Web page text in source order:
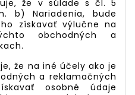
že v súlade s čl. 5
b) Nariadenia, bude
získavať výlučne na
obchodných a
že na iné účely ako je
a reklamačných
osobné údaje